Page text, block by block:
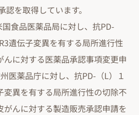
を取得しています。
食品医薬品局に対し、抗PD-
遺伝子変異を有する局所進行性
んに対する医薬品承認事項変更申
医薬品庁に対し、抗PD-（L）１
変異を有する局所進行性の切除不
んに対する製造販売承認申請を